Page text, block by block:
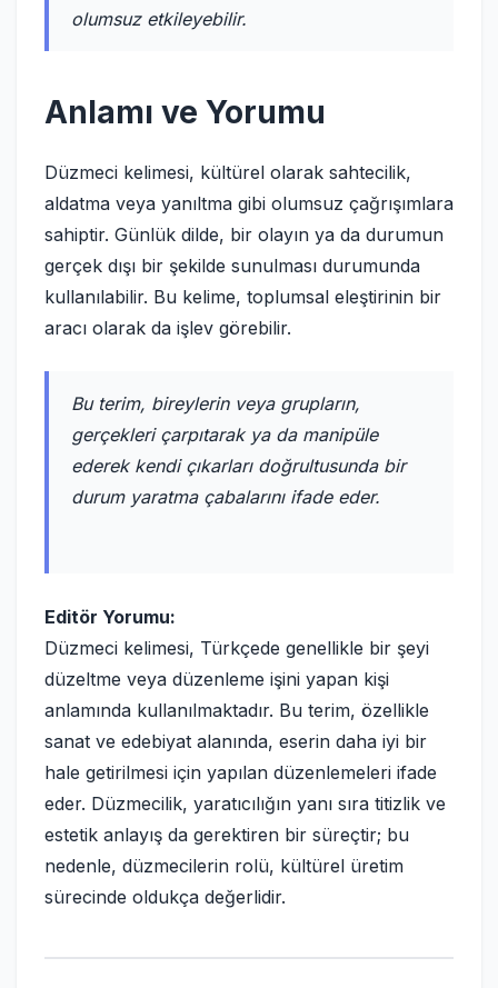
olumsuz etkileyebilir.
Anlamı ve Yorumu
Düzmeci kelimesi, kültürel olarak sahtecilik,
aldatma veya yanıltma gibi olumsuz çağrışımlara
sahiptir. Günlük dilde, bir olayın ya da durumun
gerçek dışı bir şekilde sunulması durumunda
kullanılabilir. Bu kelime, toplumsal eleştirinin bir
aracı olarak da işlev görebilir.
Bu terim, bireylerin veya grupların,
gerçekleri çarpıtarak ya da manipüle
ederek kendi çıkarları doğrultusunda bir
durum yaratma çabalarını ifade eder.
Editör Yorumu:
Düzmeci kelimesi, Türkçede genellikle bir şeyi
düzeltme veya düzenleme işini yapan kişi
anlamında kullanılmaktadır. Bu terim, özellikle
sanat ve edebiyat alanında, eserin daha iyi bir
hale getirilmesi için yapılan düzenlemeleri ifade
eder. Düzmecilik, yaratıcılığın yanı sıra titizlik ve
estetik anlayış da gerektiren bir süreçtir; bu
nedenle, düzmecilerin rolü, kültürel üretim
sürecinde oldukça değerlidir.